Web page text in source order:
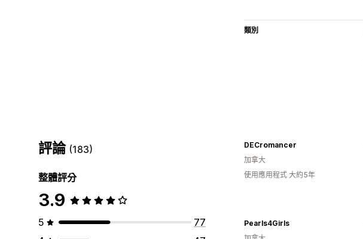
類別
評論 (183)
整體評分
3.9
5
77
DECromancer
加拿大
使用應用程式 大約5年
Pearls4Girls